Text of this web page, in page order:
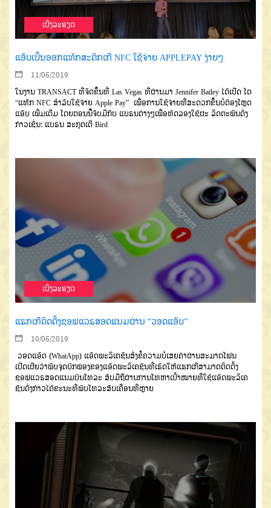
ເບີ່ງລະອຽດ
ແອັບເປິ້ນອອກແທ໊ກສະຕິກເກີ NFC ໃຊ້ຈ່າຍ APPLEPAY ງ່າຍໆ
11/06/2019
ໃນງານ TRANSACT ທີ່ຈັດຂຶ້ນທີ່ Las Vegas ທີ່ຜ່ານມາ Jennifer Bailey ໄດ້ເປີດ ໂຕ
“ແທ໊ກ NFC ສຳລັບໃຊ້ຈ່າຍ Apple Pay” ເພື່ອການໃຊ້ຈ່າຍທີ່ສະດວກຂຶ້ນບໍ່ຕ້ອງໂຫຼດ
ແອັບ ເພີ່ມເຕີມ ໂດຍຕອນນີ້ຈັບມືກັບ ແບຣນຕ່າງໆເພື່ອທົດລອງໃຊ້ຜະ ລິດຕະພັນດັ່ງ
ກ່າວເຊັ່ນ: ແບຣນ ສະກຸຕເຕີ Bird
ເບີ່ງລະອຽດ
ແຮກເກີຕິດຕັ້ງຊອຟແວຣສອດແນມຜ່ານ “ວອດແອັບ”
10/06/2019
ວອດແອັດ (WhatApp) ແອັດພະລິເຄຊັນສົ່ງຂໍ້ຄວາມບໍ່ເສຍຄ່າຜ່ານສະມາດໂຟນ
ເປີດເຜີຍວ່າພົບຈຸດບົກພ່ອງຂອງແອັດພະລິເຄຊັນທີ່ເຮັດໃຫ້ແຮກເກີສາມາດຕິດຕັ້ງ
ຊອຟແວຣສອດແນມບົນໂທລະ ສັບມືຖືຜ່ານການໂທຫາເປົ້າໝາຍທີ່ໃຊ້ແອັດພະລິເຄ
ຊັນດັ່ງກ່າວໄດ້ຂະນະທີ່ພົບໂທລະສັບເຄື່ອນທີ່ຫຼາຍ